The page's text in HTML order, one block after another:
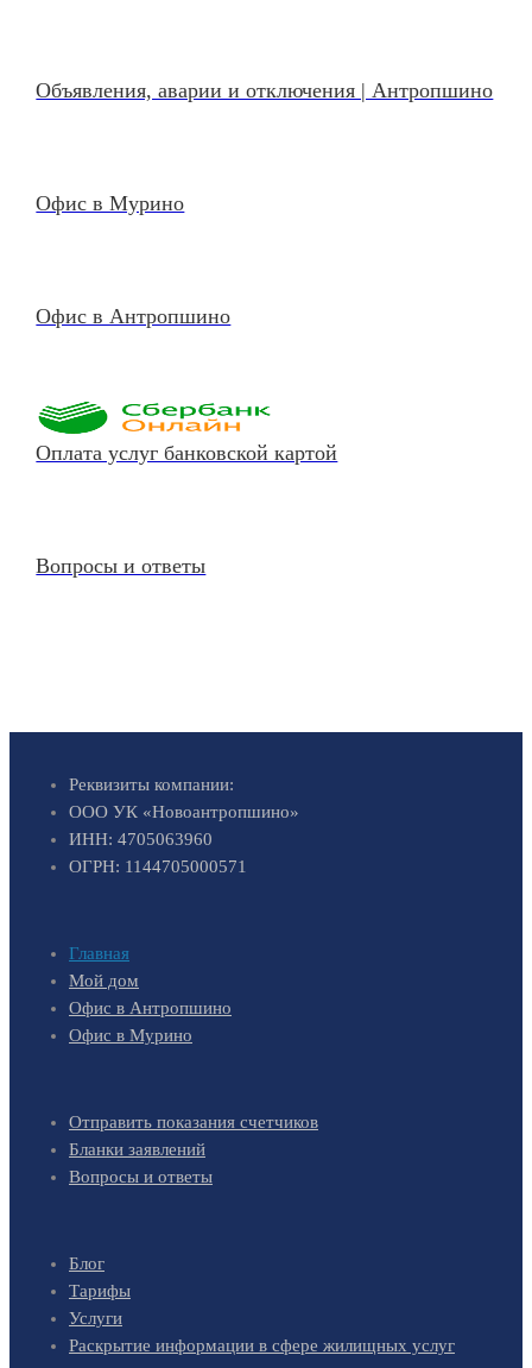
Объявления, аварии и отключения | Антропшино
Офис в Мурино
Офис в Антропшино
Оплата услуг банковской картой
Вопросы и ответы
Реквизиты компании:
ООО УК «Новоантропшино»
ИНН: 4705063960
ОГРН: 1144705000571
Главная
Мой дом
Офис в Антропшино
Офис в Мурино
Отправить показания счетчиков
Бланки заявлений
Вопросы и ответы
Блог
Тарифы
Услуги
Раскрытие информации в сфере жилищных услуг